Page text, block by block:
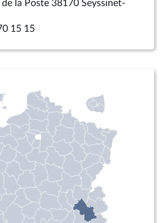
de la Poste 38170 Seyssinet-
15 15